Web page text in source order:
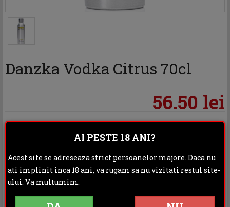
Danzka Vodka Citrus 70cl
56.50 lei
ADAUGA IN COS
AI PESTE 18 ANI?
Acest site se adreseaza strict persoanelor majore. Daca nu
ati implinit inca 18 ani, va rugam sa nu vizitati restul site-
ului. Va multumim.